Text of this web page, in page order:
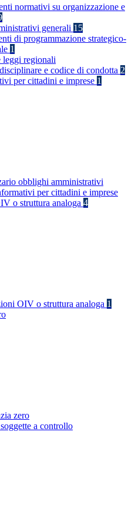
normativi su organizzazione e
generali 15
di programmazione strategico-
1
leggi regionali
e codice di condotta 2
per cittadini e imprese 1
obblighi amministrativi
per cittadini e imprese
o struttura analoga 4
OIV o struttura analoga 1
zero
a controllo